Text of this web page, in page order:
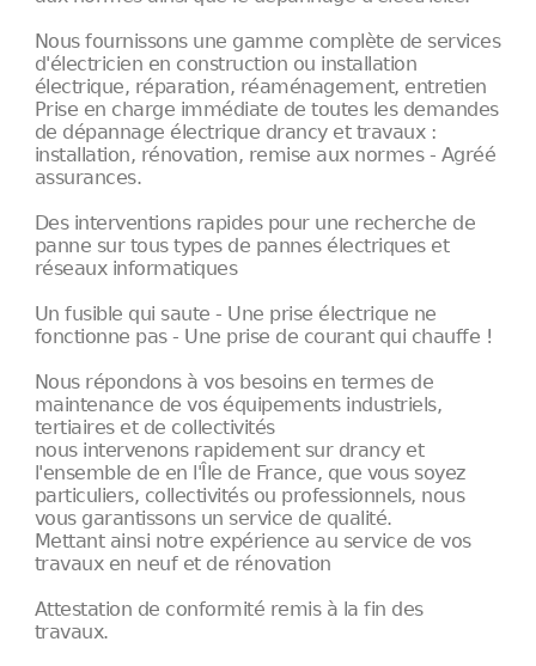
Nous fournissons une gamme complète de services
d'électricien en construction ou installation
électrique, réparation, réaménagement, entretien
Prise en charge immédiate de toutes les demandes
de dépannage électrique drancy et travaux :
installation, rénovation, remise aux normes - Agréé
assurances.
Des interventions rapides pour une recherche de
panne sur tous types de pannes électriques et
réseaux informatiques
Un fusible qui saute - Une prise électrique ne
fonctionne pas - Une prise de courant qui chauffe !
Nous répondons à vos besoins en termes de
maintenance de vos équipements industriels,
tertiaires et de collectivités
nous intervenons rapidement sur drancy et
l'ensemble de en l'Île de France, que vous soyez
particuliers, collectivités ou professionnels, nous
vous garantissons un service de qualité.
Mettant ainsi notre expérience au service de vos
travaux en neuf et de rénovation
Attestation de conformité remis à la fin des
travaux.